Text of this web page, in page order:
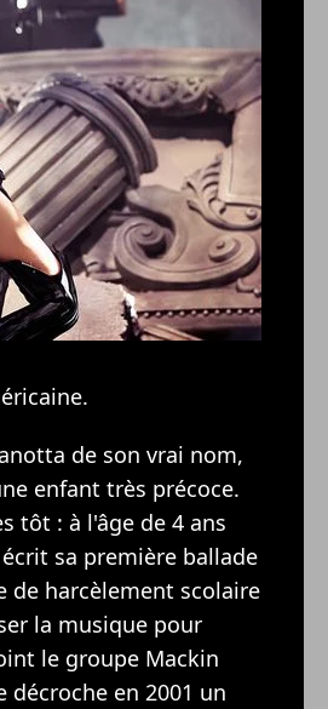
de son vrai nom,
enfant très précoce.
tôt : à l'âge de 4 ans
sa première ballade
de harcèlement scolaire
la musique pour
le groupe Mackin
en 2001 un